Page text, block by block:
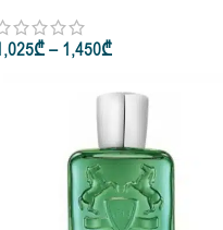
75ml • 125ml
₾– 1,450₾